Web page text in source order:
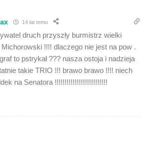
14 lat temu
druch przyszły burmistrz wielki
!!!! dlaczego nie jest na pow .
to pstrykał ??? nasza ostoja i nadzieja
takie TRIO !!! brawo brawo !!!! niech
na Senatora !!!!!!!!!!!!!!!!!!!!!!!!!!!